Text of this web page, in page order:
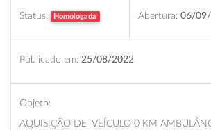
Status: Homologada Abertura: 06/
Publicado em: 25/08/2022
Objeto:
AQUISIÇÃO DE VEÍCULO 0 KM